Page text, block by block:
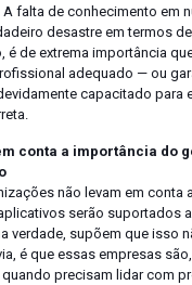
falta de conhecimento em
desastre em termos
é de extrema importância
adequado — ou
capacitado para
conta a importância do
não levam em conta
serão suportados
verdade, supõem que isso
é que essas empresas são,
precisam lidar com